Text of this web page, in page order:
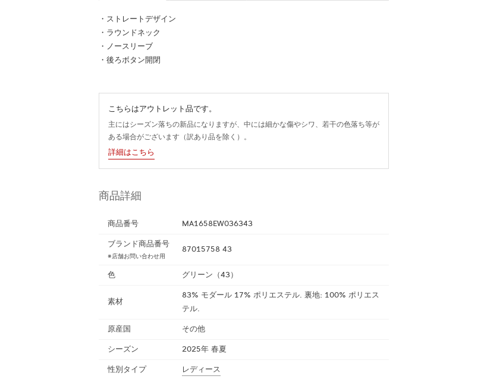
・ストレートデザイン
・ラウンドネック
・ノースリーブ
・後ろボタン開閉
こちらはアウトレット品です。
主にはシーズン落ちの新品になりますが、中には細かな傷やシワ、若干の色落ち等が
ある場合がございます（訳あり品を除く）。
詳細はこちら
商品詳細
商品番号
MA1658EW036343
ブランド商品番号
※店舗お問い合わせ用
87015758 43
色 グリーン（43）
素材
83% モダール 17% ポリエステル. 裏地: 100% ポリエス
テル.
原産国
その他
シーズン
2025年 春夏
性別タイプ
レディース